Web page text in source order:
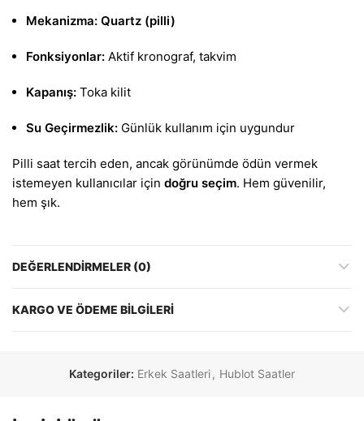
Mekanizma: Quartz (pilli)
Fonksiyonlar: Aktif kronograf, takvim
Kapanış: Toka kilit
Su Geçirmezlik: Günlük kullanım için uygundur
Pilli saat tercih eden, ancak görünümde ödün vermek
istemeyen kullanıcılar için doğru seçim. Hem güvenilir,
hem şık.
DEĞERLENDIRMELER (0)
KARGO VE ÖDEME BILGILERI
Kategoriler: Erkek Saatleri , Hublot Saatler